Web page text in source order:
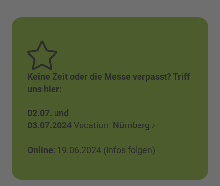
Keine Zeit oder die Messe verpasst? Triff
uns hier:
02.07. und
03.07.2024Vocatium Nürnberg
Online: 19.06.2024 (Infos folgen)